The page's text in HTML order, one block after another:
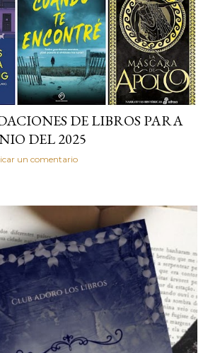
DE LIBROS PARA
DEL 2025
un comentario